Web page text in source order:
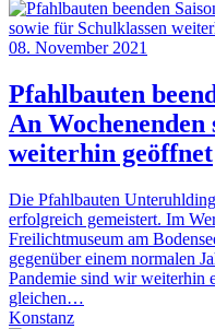
08. November 2021
Pfahlbauten
An Wochenenden
weiterhin geöffnet
Die Pfahlbauten
erfolgreich gemeistert. Im
Freilichtmuseum am
gegenüber einem normalen
Pandemie sind wir weiterhin
gleichen…
Konstanz